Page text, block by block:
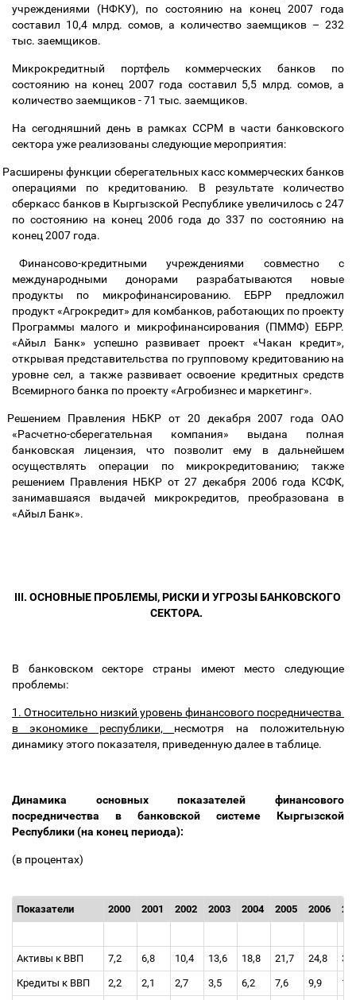
учреждениями (НФКУ), по состоянию на конец 2007 года
составил 10,4 млрд. сомов, а количество заемщиков – 232
тыс. заемщиков.
Микрокредитный портфель коммерческих банков по
состоянию на конец 2007 года составил 5,5 млрд. сомов, а
количество заемщиков - 71 тыс. заемщиков.
На сегодняшний день в рамках ССРМ в части банковского
сектора уже реализованы следующие мероприятия:
Расширены функции сберегательных касс коммерческих банков
операциями по кредитованию. В результате количество
сберкасс банков в Кыргызской Республике увеличилось с 247
по состоянию на конец 2006 года до 337 по состоянию на
конец 2007 года.
Финансово-кредитными учреждениями совместно с
международными донорами разрабатываются новые
продукты по микрофинансированию. ЕБРР предложил
продукт «Агрокредит» для комбанков, работающих по проекту
Программы малого и микрофинансирования (ПММФ) ЕБРР.
«Айыл Банк» успешно развивает проект «Чакан кредит»,
открывая представительства по групповому кредитованию на
уровне сел, а также развивает освоение кредитных средств
Всемирного банка по проекту «Агробизнес и маркетинг».
Решением Правления НБКР от 20 декабря 2007 года ОАО
«Расчетно-сберегательная компания» выдана полная
банковская лицензия, что позволит ему в дальнейшем
осуществлять операции по микрокредитованию; также
решением Правления НБКР от 27 декабря 2006 года КСФК,
занимавшаяся выдачей микрокредитов, преобразована в
«Айыл Банк».
III. ОСНОВНЫЕ ПРОБЛЕМЫ, РИСКИ И УГРОЗЫ БАНКОВСКОГО
СЕКТОРА.
В банковском секторе страны имеют место следующие
проблемы:
1. Относительно низкий уровень финансового посредничества
в экономике республики, несмотря на положительную
динамику этого показателя, приведенную далее в таблице.
Динамика основных показателей финансового
посредничества в банковской системе Кыргызской
Республики (на конец периода):
(в процентах)
Показатели 2000 2001 2002 2003 2004 2005 2006
Активы к ВВП 7,2 6,8 10,4 13,6 18,8 21,7 24,8
Кредиты к ВВП 2,2 2,1 2,7 3,5 6,2 7,6 9,9